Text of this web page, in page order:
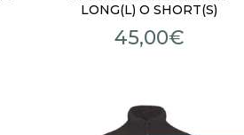
LONG(L) O SHORT(S)
45,00€